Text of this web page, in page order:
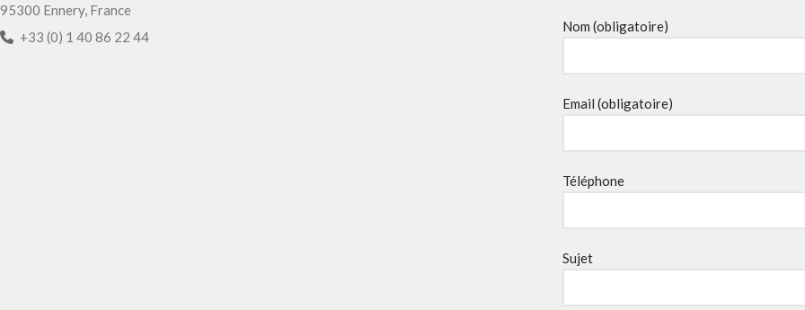
95300 Ennery, France
+33 (0) 1 40 86 22 44
Nom (obligatoire)
Email (obligatoire)
Téléphone
Sujet